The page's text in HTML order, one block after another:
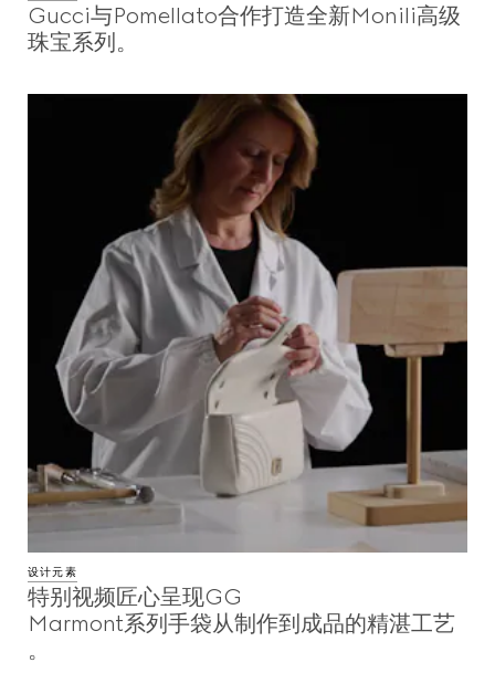
Gucci与Pomellato合作打造全新Monili高级
珠宝系列。
设计元素
特别视频匠心呈现GG
Marmont系列手袋从制作到成品的精湛工艺
。